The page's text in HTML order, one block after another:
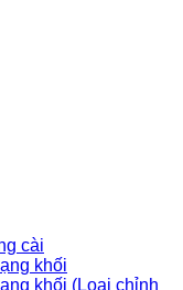
cài
khối
khối (Loại chỉnh